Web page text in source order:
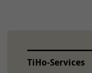
TiHo-Services